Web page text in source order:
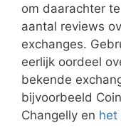
om daarachter
aantal reviews
exchanges.
eerlijk oordeel
bekende
bijvoorbeeld
Changelly en het